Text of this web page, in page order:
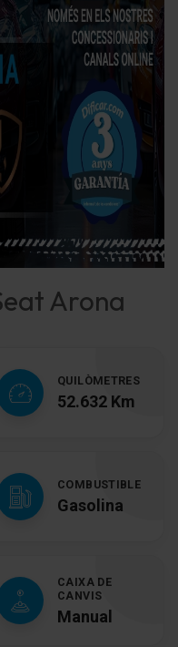
Arona
QUILÒMETRES
52.632 Km
COMBUSTIBLE
Gasolina
CAIXA DE
CANVIS
Manual